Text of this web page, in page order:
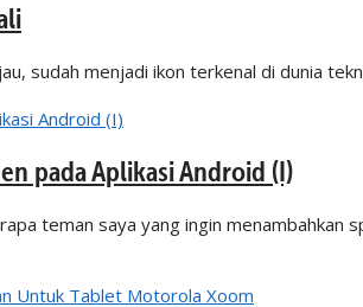
sudah menjadi ikon terkenal di dunia
pada Aplikasi Android (I)
teman saya yang ingin menambahkan